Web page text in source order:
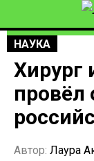
НАУКА
Хирург
провёл
Автор: Лаура